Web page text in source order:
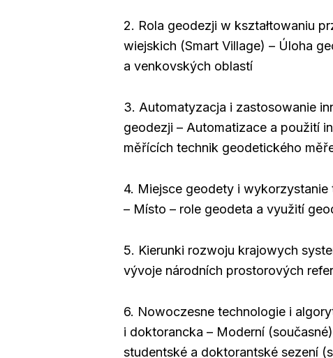
2. Rola geodezji w kształtowaniu
wiejskich (Smart Village) – Úloha
a venkovských oblastí
3. Automatyzacja i zastosowanie
geodezji – Automatizace a použití
měřících technik geodetického
4. Miejsce geodety i
– Místo – role geodeta a využití
5. Kierunki rozwoju krajowych
vývoje národních prostorových
6. Nowoczesne technologie i
i doktorancka – Moderní
studentské a doktorantské sezení